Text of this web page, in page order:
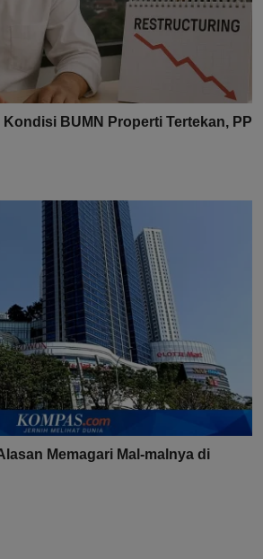
BUMN Properti Tertekan, PP
Memagari Mal-malnya di